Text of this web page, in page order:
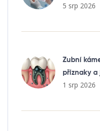
5 srp 2026
Zubní
příznaky a
1 srp 2026